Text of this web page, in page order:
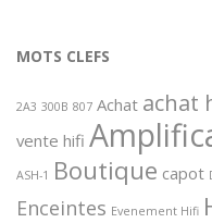
MOTS CLEFS
2A3 300B 807 Achat achat
vente hifi
ASH-1 Boutique capot
Enceintes Evenement Hifi